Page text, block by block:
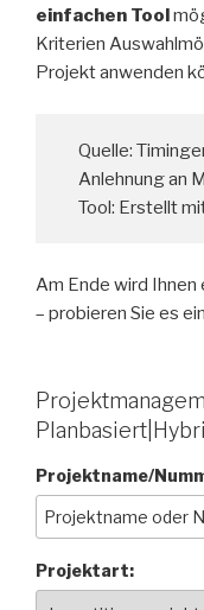
einfachen Tool
Kriterien
Projekt anwenden
Quelle:
Anlehnung an
Tool: Erstellt
Am Ende wird Ihnen
– probieren Sie es
Projektname/
Projektart: